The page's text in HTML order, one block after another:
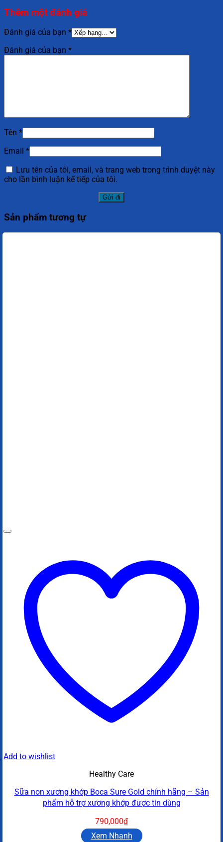
Thêm một đánh giá
Đánh giá của bạn *
Đánh giá của bạn *
Tên *
Email *
Lưu tên của tôi, email, và trang web trong trình duyệt này
cho lần bình luận kế tiếp của tôi.
Sản phẩm tương tự
Add to wishlist
Healthy Care
Sữa non xương khớp Boca Sure Gold chính hãng – Sản
phẩm hỗ trợ xương khớp được tin dùng
790,000₫
Xem Nhanh